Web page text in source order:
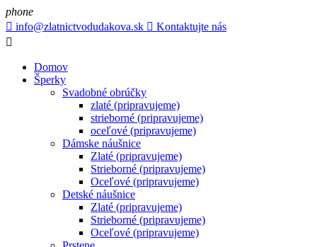
phone
 info@zlatnictvodudakova.sk  Kontaktujte nás

Domov
Šperky
Svadobné obrúčky
zlaté (pripravujeme)
strieborné (pripravujeme)
oceľové (pripravujeme)
Dámske náušnice
Zlaté (pripravujeme)
Strieborné (pripravujeme)
Oceľové (pripravujeme)
Detské náušnice
Zlaté (pripravujeme)
Strieborné (pripravujeme)
Oceľové (pripravujeme)